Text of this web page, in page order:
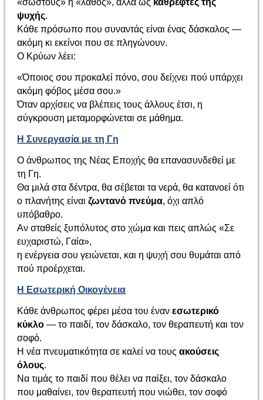
«σωστούς» ή «λάθος», αλλά ως καθρέφτες της
ψυχής.
Κάθε πρόσωπο που συναντάς είναι ένας δάσκαλος —
ακόμη κι εκείνοι που σε πληγώνουν.
Ο Κρύων λέει:
«Όποιος σου προκαλεί πόνο, σου δείχνει πού υπάρχει
ακόμη φόβος μέσα σου.»
Όταν αρχίσεις να βλέπεις τους άλλους έτσι, η
σύγκρουση μεταμορφώνεται σε μάθημα.
Η Συνεργασία με τη Γη
Ο άνθρωπος της Νέας Εποχής θα επανασυνδεθεί με
τη Γη.
Θα μιλά στα δέντρα, θα σέβεται τα νερά, θα κατανοεί ότι
ο πλανήτης είναιζωντανό πνεύμα, όχι απλό
υπόβαθρο.
Αν σταθείς ξυπόλυτος στο χώμα και πεις απλώς «Σε
ευχαριστώ, Γαία»,
η ενέργεια σου γειώνεται, και η ψυχή σου θυμάται από
πού προέρχεται.
Η Εσωτερική Οικογένεια
Κάθε άνθρωπος φέρει μέσα του ένανεσωτερικό
κύκλο — το παιδί, τον δάσκαλο, τον θεραπευτή και τον
σοφό.
Η νέα πνευματικότητα σε καλεί να τουςακούσεις
όλους.
Να τιμάς το παιδί που θέλει να παίξει, τον δάσκαλο
που μαθαίνει, τον θεραπευτή που νιώθει, τον σοφό